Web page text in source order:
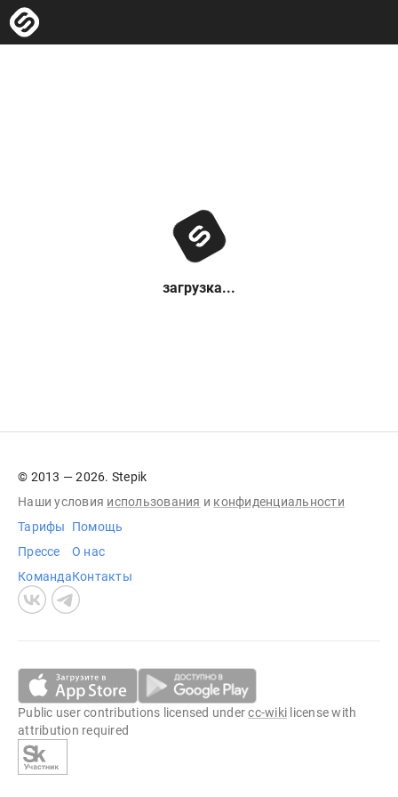
загрузка...
© 2013 — 2026. Stepik
Наши условия использования и конфиденциальности
Тарифы
Прессе
Команда
Помощь
О нас
Контакты
Public user contributions licensed undercc-wiki license with
attribution required